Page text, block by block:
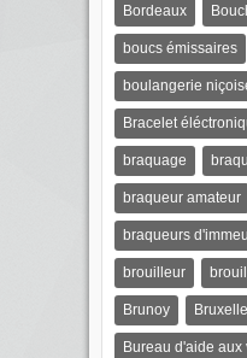
Bordeaux
boucs émissaires
boulangerie
Bracelet
braquage
braqueur amateur
braqueurs
brouilleur
Brunoy
Bureau d'aide aux